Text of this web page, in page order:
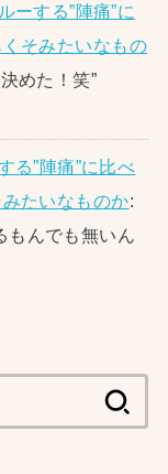
ーする”陣痛”に
そみたいなもの
めた！笑”
る”陣痛”に比べ
たいなものか:
もんでも無いん